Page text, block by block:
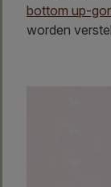
bottom up-
worden